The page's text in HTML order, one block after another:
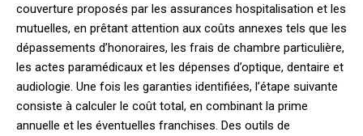
couverture proposés par les assurances hospitalisation et les
mutuelles, en prêtant attention aux coûts annexes tels que les
dépassements d’honoraires, les frais de chambre particulière,
les actes paramédicaux et les dépenses d’optique, dentaire et
audiologie. Une fois les garanties identifiées, l’étape suivante
consiste à calculer le coût total, en combinant la prime
annuelle et les éventuelles franchises. Des outils de